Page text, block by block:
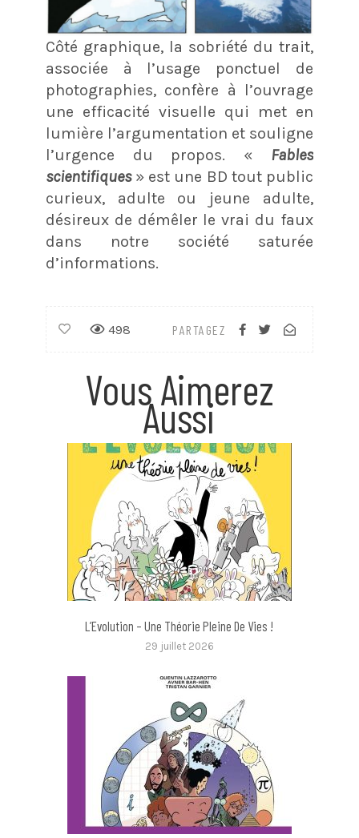
Côté graphique, la sobriété du trait,
associée à l’usage ponctuel de
photographies, confère à l’ouvrage
une efficacité visuelle qui met en
lumière l’argumentation et souligne
l’urgence du propos. « Fables
scientifiques» est une BD tout public
curieux, adulte ou jeune adulte,
désireux de démêler le vrai du faux
dans notre société saturée
d’informations.
PARTAGEZ
498
Vous Aimerez
Aussi
L’Evolution – Une Théorie Pleine De Vies !
29 juillet 2026